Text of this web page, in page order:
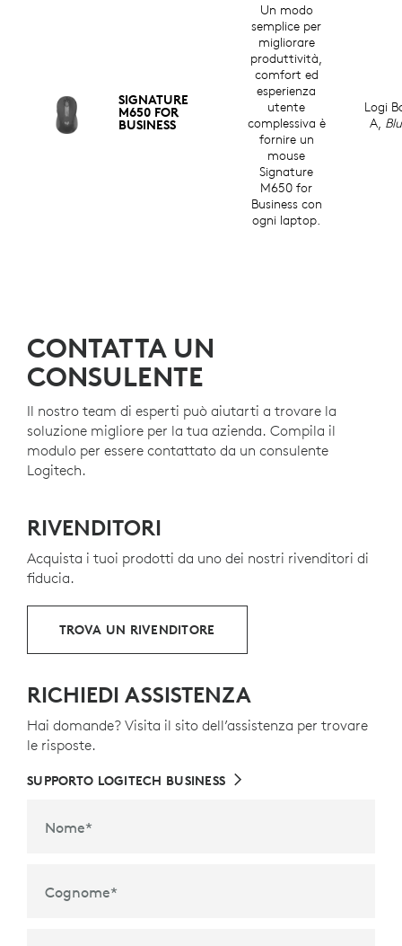
SIGNATURE
M650 FOR
BUSINESS
Un modo
semplice per
migliorare
produttività,
comfort ed
esperienza
utente
complessiva è
fornire un
mouse
Signature
M650 for
Business con
ogni laptop.
Logi
A,
CONTATTA UN
CONSULENTE
Il nostro team di esperti può aiutarti a trovare la
soluzione migliore per la tua azienda. Compila il
modulo per essere contattato da un consulente
Logitech.
RIVENDITORI
Acquista i tuoi prodotti da uno dei nostri rivenditori di
fiducia.
TROVA UN RIVENDITORE
RICHIEDI ASSISTENZA
Hai domande? Visita il sito dell’assistenza per trovare
le risposte.
SUPPORTO LOGITECH BUSINESS
Nome*
Cognome*